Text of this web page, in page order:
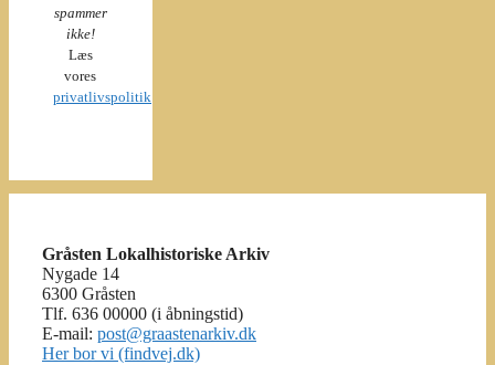
spammer
ikke!
Læs
vores
privatlivspolitik
Gråsten Lokalhistoriske Arkiv
Nygade 14
6300 Gråsten
Tlf. 636 00000 (i åbningstid)
E-mail: post@graastenarkiv.dk
Her bor vi (findvej.dk)